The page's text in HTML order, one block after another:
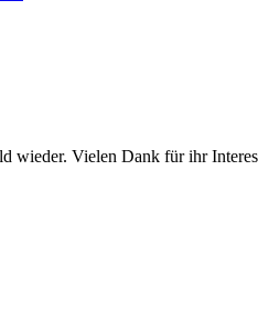
wieder. Vielen Dank für ihr